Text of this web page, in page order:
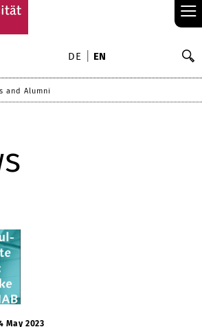
≡
DE EN
and Alumni
May 2023